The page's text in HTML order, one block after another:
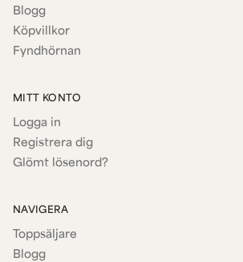
Blogg
Köpvillkor
Fyndhörnan
MITT KONTO
Logga in
Registrera dig
Glömt lösenord?
NAVIGERA
Toppsäljare
Blogg